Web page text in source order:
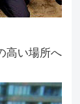
高い場所へ